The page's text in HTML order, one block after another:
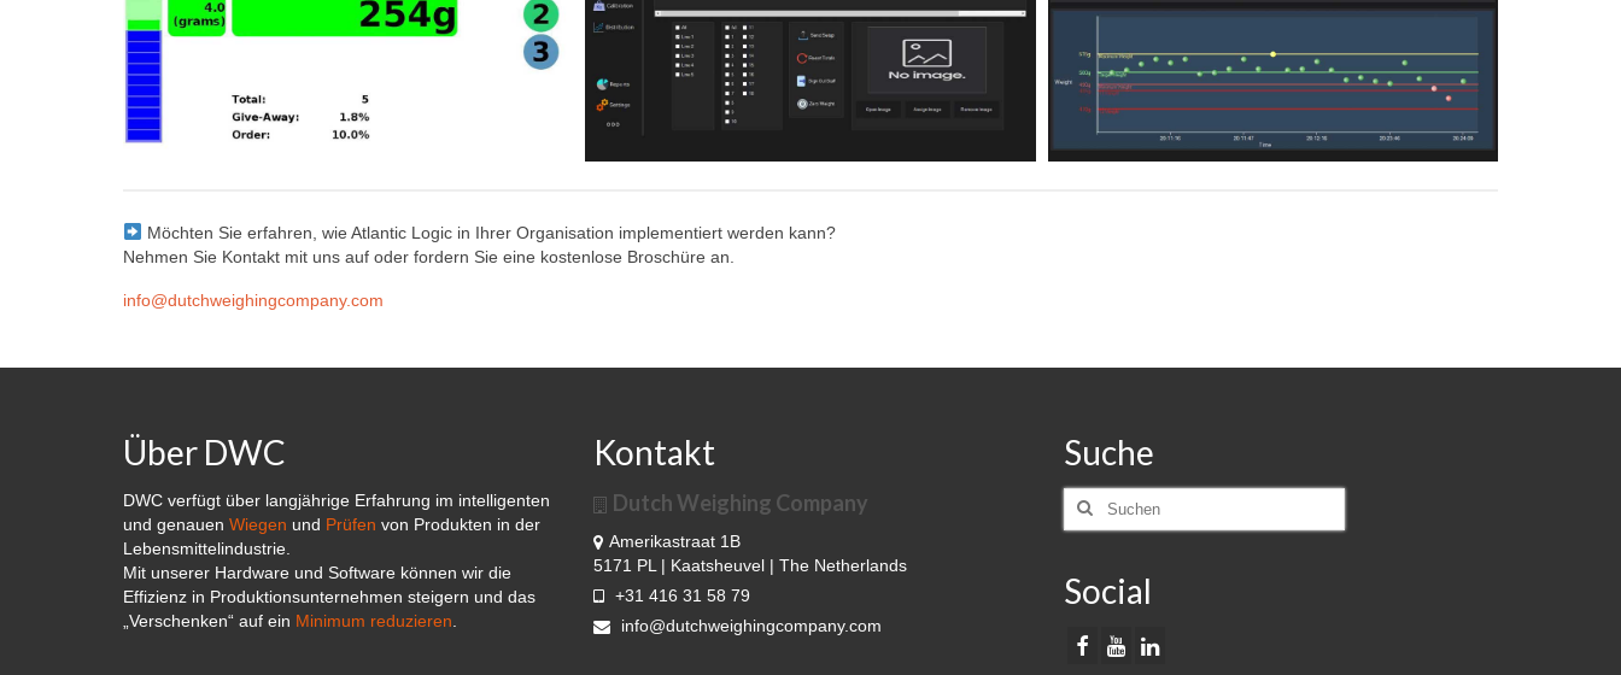
Möchten Sie erfahren, wie Atlantic Logic in Ihrer Organisation implementiert werden kann?
Nehmen Sie Kontakt mit uns auf oder fordern Sie eine kostenlose Broschüre an.
info@dutchweighingcompany.com
Über DWC
DWC verfügt über langjährige Erfahrung im intelligenten
und genauen Wiegen und Prüfen von Produkten in der
Lebensmittelindustrie.
Mit unserer Hardware und Software können wir die
Effizienz in Produktionsunternehmen steigern und das
„Verschenken“ auf ein Minimum reduzieren
Kontakt
Dutch Weighing Company
Amerikastraat 1B
5171 PL | Kaatsheuvel | The Netherlands
+31 416 31 58 79
info@dutchweighingcompany.com
Suche
Suchen
nach:
Social